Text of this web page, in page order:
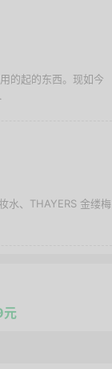
的起的东西。现如今
水、THAYERS 金缕梅